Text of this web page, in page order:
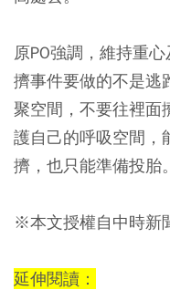
原PO強調，維持重
擠事件要做的不是逃
聚空間，不要往裡面
護自己的呼吸空間，
擠，也只能準備投胎。
※本文授權自中時新
延伸閱讀：